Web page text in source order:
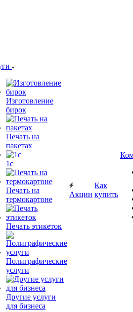
Изготовление
бирок
Печать на
пакетах
1c
Печать на
термокартоне
Печать этикеток
Полиграфические
услуги
Другие услуги
для бизнеса
Акции
Как
купить